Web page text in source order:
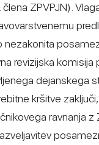
ZPVPJN).
nezakonita
revizijska komisija
dejanskega
kršitve
ravnanja